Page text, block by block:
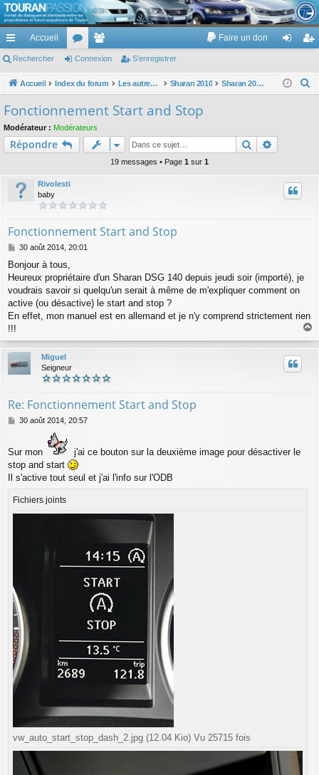
TouranPassion
Le forum des propriétaires ou futurs acquéreurs du Volkswagen Touran
cc
ès
pi
de
Accueil
or
u
e
m
Faire un don
ne nr
Rechercher Connexion S’enregistrer
Accueil Index du forum Les autres voitures et ce qui touche à la voiture Sharan 2010 Sharan 2010 : moteurs, cycle, carrosserie, aménagements, ...
c
Fonctionnement Start and Stop
Modérateur : Modérateurs
Répondre Rechercher
19 messages • Page 1 sur 1
Rivolesti
baby
Fonctionnement Start and Stop
M
s
s
a
g
30 août 2014, 20:01
Bonjour à tous,
Heureux propriétaire d'un Sharan DSG 140 depuis jeudi soir (importé), je
voudrais savoir si quelqu'un serait à même de m'expliquer comment on
active (ou désactive) le start and stop ?
En effet, mon manuel est en allemand et je n'y comprend strictement rien
!!!
a
u
Miguel
Seigneur
Re: Fonctionnement Start and Stop
M
s
a
e
30 août 2014, 20:57
Sur mon
j'ai ce bouton sur la deuxième image pour désactiver le
stop and start
Il s'active tout seul et j'ai l'info sur l'ODB
Fichiers joints
vw_auto_start_stop_dash_2.jpg (12.04 Kio) Vu 25715 fois